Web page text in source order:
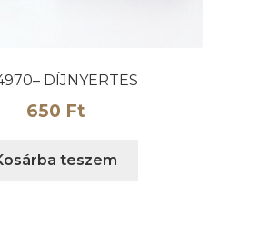
DÍJNYERTES
650 Ft
teszem